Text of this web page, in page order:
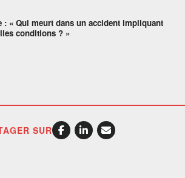
: « Qui meurt dans un accident impliquant
conditions ? »
SUR